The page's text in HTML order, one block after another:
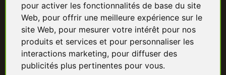
pour activer les fonctionnalités de base du site
Web, pour offrir une meilleure expérience sur le
site Web, pour mesurer votre intérêt pour nos
produits et services et pour personnaliser les
interactions marketing, pour diffuser des
publicités plus pertinentes pour vous.
Quincaillerie
Panneaux & isolants
Granulés & bûches